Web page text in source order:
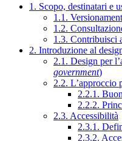
1. Scopo, destinatari e
1.1.
1.2.
1.3. Contribuisci
2. Introduzione al
2.1. Design per
government)
2.2. L’approccio
2.2.1.
2.2.2.
2.3. Accessibilità
2.3.1.
2.3.2.